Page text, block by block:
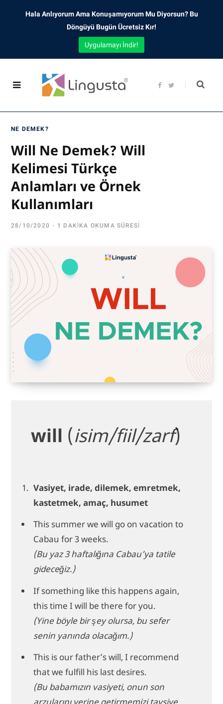
F
b
t
NE DEMEK?
Will Ne Demek? Will
Kelimesi Türkçe
Anlamları ve Örnek
Kullanımları
28/10/2020 1 DAKIKA OKUMA SÜRESI
will (isim/fiil/zarf)
Vasiyet, irade, dilemek, emretmek,
kastetmek, amaç, husumet
This summer we will go on vacation to
Cabau for 3 weeks.
(Bu yaz 3 haftalığına Cabau’ya tatile
gideceğiz.)
If something like this happens again,
this time I will be there for you.
(Yine böyle bir şey olursa, bu sefer
senin yanında olacağım.)
This is our father’s will, I recommend
that we fulfill his last desires.
(Bu babamızın vasiyeti, onun son
Hala Anlıyorum Ama Konuşamıyorum Mu Diyorsun? Bu
Döngüyü Bugün Ücretsiz Kır!
Uygulamayı İndir!